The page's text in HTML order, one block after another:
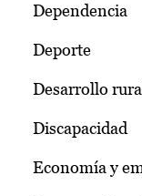
Dependencia
Deporte
Desarrollo
Discapacidad
Economía y